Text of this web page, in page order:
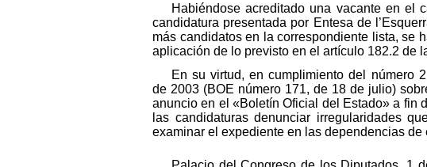
Habiéndose acreditado una vacante en el
candidatura presentada por Entesa de
más candidatos en la correspondiente lista, se
aplicación de lo previsto en el artículo 182.2 de
En su virtud, en cumplimiento del número
de 2003 (BOE número 171, de 18 de julio)
anuncio en el «Boletín Oficial del Estado» a fin
las candidaturas denunciar irregularidades
examinar el expediente en las dependencias